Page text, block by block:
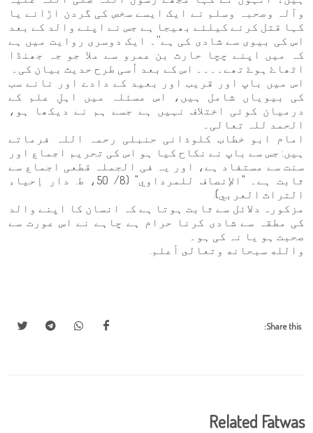
وآلہ وصحبہ وسلم نے ایک ایسے سخص کی گردن اڑانے یا
کہا قتل کرنے کیلئے بھیجا ہے جس نے اپنے والد کے بعد
اس کی بیوی سے شادی کی ہے''۔ ایک دوسری روایت میں ہے
کہ میں اپنے چچا حارث بن عمرو سے ملا جو جہ جھنڈا
اٹھاۓ ہوۓ تھے۔۔۔۔ اس کے بعد اُسی طرح حدیث بیان کی۔
اس میں باپ اور قریب اور بعید کے دادے اور نانے سب
کی بیویاں شامل ہیں، اس مسئلہ میں اہلِ علم کے
درمیان کوئی اختلاف نہیں ہے جسے ہم نے دیکھا ہو،
الحمد للہ تعالی۔
امام ابو خطاب کلوذانی حنبلی رحمہ اللہ فرماتے
ہیں: جس سے باپ نے نکاح کیا ہو اس کی تحریم اجماع اور
سنت سے مستفاد ہے، اور یہ فی الجملہ قطعی اجماع سے
ثابت ہے۔ "الإنصاف للمرداوي" (8/ 50، ط. دار إحياء
التراث العربي).
مزکورہ دلائل سے ثابت ہوتا ہے کہ انسان کا اپنے والد
کی مطقہ سے شادی کرنا حرام ہے چاہے نے اس عورت سے
صحبت ہو یا نہ کی ہو۔
والله سبحانه وتعالى أعلم.
Share this:
Related Fatwas